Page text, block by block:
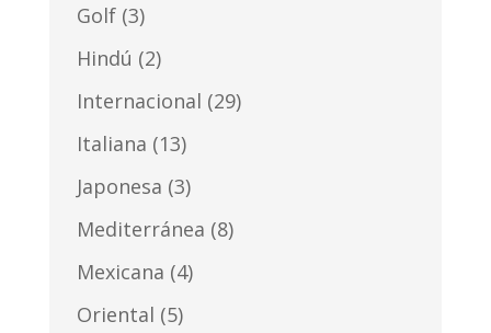
Golf (3)
Hindú (2)
Internacional (29)
Italiana (13)
Japonesa (3)
Mediterránea (8)
Mexicana (4)
Oriental (5)